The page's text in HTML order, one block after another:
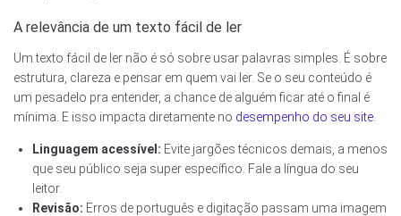
A relevância de um texto fácil de ler
Um texto fácil de ler não é só sobre usar palavras simples. É sobre
estrutura, clareza e pensar em quem vai ler. Se o seu conteúdo é
um pesadelo pra entender, a chance de alguém ficar até o final é
mínima. E isso impacta diretamente no desempenho do seu site
Linguagem acessível: Evite jargões técnicos demais, a menos
que seu público seja super específico. Fale a língua do seu
leitor.
Revisão: Erros de português e digitação passam uma imagem